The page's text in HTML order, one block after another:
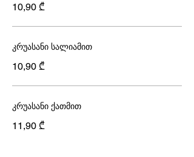
10,90 ₾
კრუასანი სალიამით
10,90 ₾
კრუასანი ქათმით
11,90 ₾